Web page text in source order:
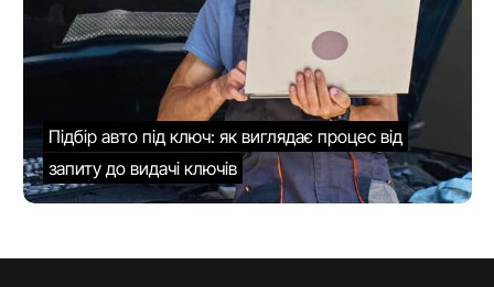
Підбір авто під ключ: як виглядає процес від
запиту до видачі ключів